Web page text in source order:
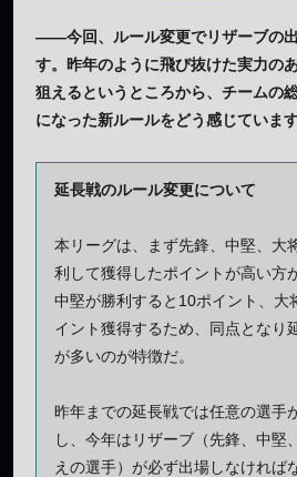
——今回、ルール変更でリザーブの
す。昨年のように飛び抜けた実力の
狙えるというところから、チームの
になった新ルールをどう感じていま
延長戦のルール変更について
本リーグは、まず先鋒、中堅、大
利して獲得したポイントが高い方
中堅が勝利すると10ポイント、大
イント獲得するため、同点となり
が多いのが特徴だ。
昨年までの延長戦では任意の選手
し、今年はリザーブ（先鋒、中堅
えの選手）が必ず出場しなければ